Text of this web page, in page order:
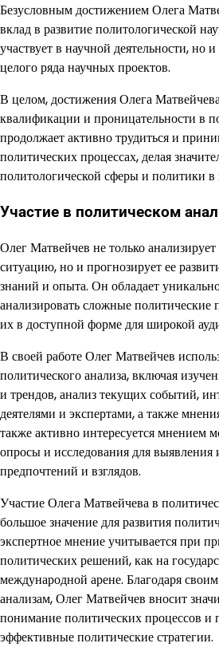
Безусловным достижением Олега
вклад в развитие политологической
участвует в научной деятельности, но
целого ряда научных проектов.
В целом, достижения Олега
квалификации и проницательности в
продолжает активно трудиться и
политических процессах, делая
политологической сферы и политики в
Участие в политическом
Олег Матвейчев не только
ситуацию, но и прогнозирует ее
знаний и опыта. Он обладает
анализировать сложные политические
их в доступной форме для широкой
В своей работе Олег Матвейчев
политического анализа, включая
и трендов, анализ текущих событий,
деятелями и экспертами, а также
также активно интересуется мнением
опросы и исследования для выявления
предпочтений и взглядов.
Участие Олега Матвейчева в
большое значение для развития
экспертное мнение учитывается при
политических решений, как на
международной арене. Благодаря
анализам, Олег Матвейчев вносит
понимание политических процессов и
эффективные политические стратегии.